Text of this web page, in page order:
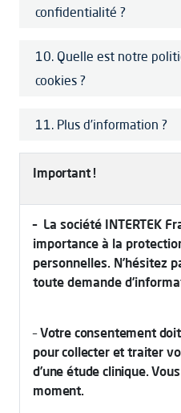
confidentialité ?
10. Quelle est notre
cookies ?
11. Plus d’information ?
Important !
– La société INTERTEK
importance à la
personnelles. N’hésitez
toute demande
–Votre consentement
pour collecter et traiter
d’une étude clinique.
moment.